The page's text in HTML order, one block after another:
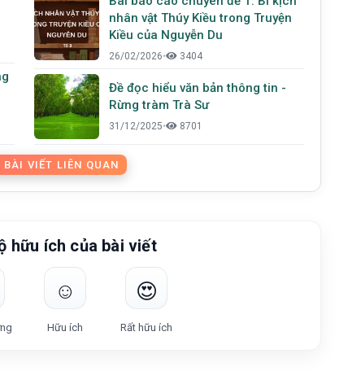
nhân vật Thúy Kiều trong Truyện
Kiều của Nguyễn Du
26/02/2026• 3404
Đề đọc hiểu văn bản thông tin -
Rừng tràm Trà Sư
31/12/2025• 8701
BÀI VIẾT LIÊN QUAN
hữu ích của bài viết
☺️
Hữu ích
😍
Rất hữu ích